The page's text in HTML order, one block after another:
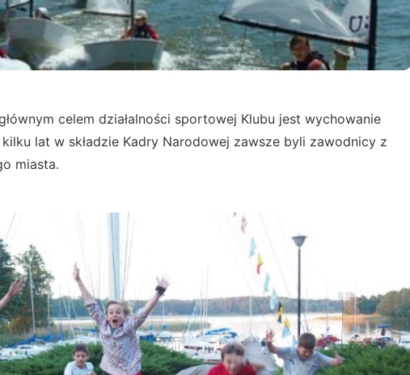
celem działalności sportowej Klubu jest wychowanie
lat w składzie Kadry Narodowej zawsze byli zawodnicy z
miasta.